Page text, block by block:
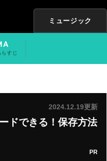
ミュージック
らすじ
2024.12.19更新
ドできる！保存方法
PR